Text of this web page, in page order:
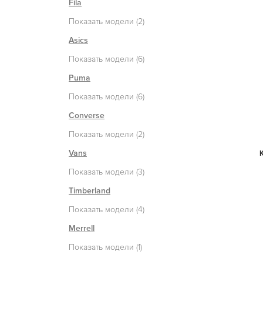
Fila
Показать модели (2)
Asics
Показать модели (6)
Puma
Показать модели (6)
Converse
Показать модели (2)
Vans
Показать модели (3)
Timberland
Показать модели (4)
Merrell
Показать модели (1)